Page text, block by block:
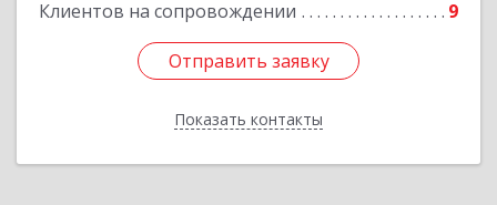
Клиентов на сопровождении 9
Отправить заявку
Показать контакты
Отправить заявку
Назад